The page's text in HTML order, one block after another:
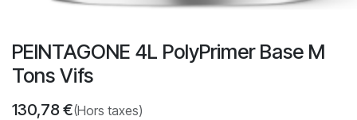
PEINTAGONE 4L PolyPrimer Base M
Tons Vifs
130,78€(Hors taxes)